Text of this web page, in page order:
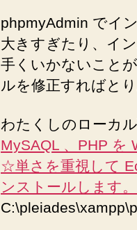
phpmyAdmin でイ
大きすぎたり、イ
手くいかないこと
ルを修正すればと
わたくしのローカ
MySAQL 、PHP を
☆単さを重視して
ンストールします